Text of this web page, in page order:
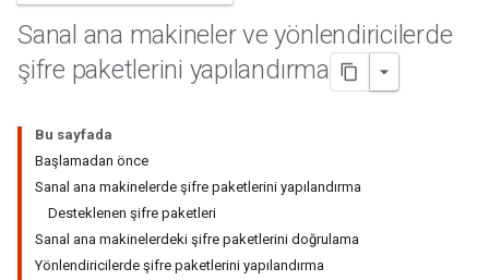
Sanal ana makineler ve yönlendiricilerde
şifre paketlerini yapılandırma
Bu sayfada
Başlamadan önce
Sanal ana makinelerde şifre paketlerini yapılandırma
Desteklenen şifre paketleri
Sanal ana makinelerdeki şifre paketlerini doğrulama
Yönlendiricilerde şifre paketlerini yapılandırma